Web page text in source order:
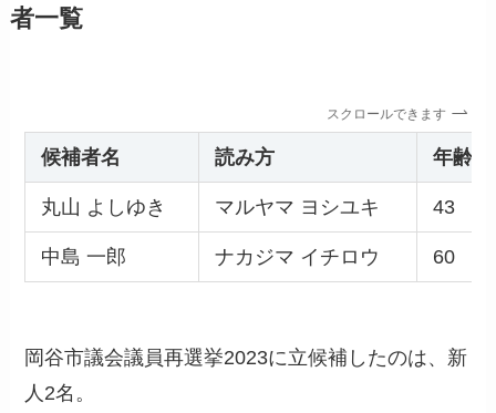
者一覧
スクロールできます
候補者名 読み方 年齢
丸山 よしゆき マルヤマ ヨシユキ 43
中島 一郎 ナカジマ イチロウ 60
岡谷市議会議員再選挙2023に立候補したのは、新
人2名。